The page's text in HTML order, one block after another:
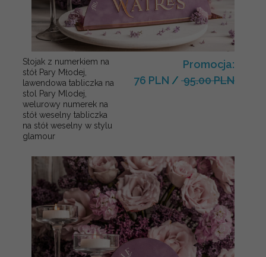
Stojak z numerkiem na
stół Pary Młodej,
lawendowa tabliczka na
stol Pary Mlodej,
welurowy numerek na
stół weselny tabliczka
na stół weselny w stylu
glamour
Promocja:
76 PLN / 95.00 PLN